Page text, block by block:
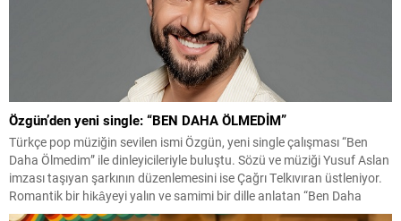
Özgün’den yeni single: “BEN DAHA ÖLMEDİM”
Türkçe pop müziğin sevilen ismi Özgün, yeni single çalışması “Ben
Daha Ölmedim” ile dinleyicileriyle buluştu. Sözü ve müziği Yusuf Aslan
imzası taşıyan şarkının düzenlemesini ise Çağrı Telkıvıran üstleniyor.
Romantik bir hikâyeyi yalın ve samimi bir dille anlatan “Ben Daha
Ölmedim”, beklemekten vazgeçmeyen ve sevgisini her şeye rağmen